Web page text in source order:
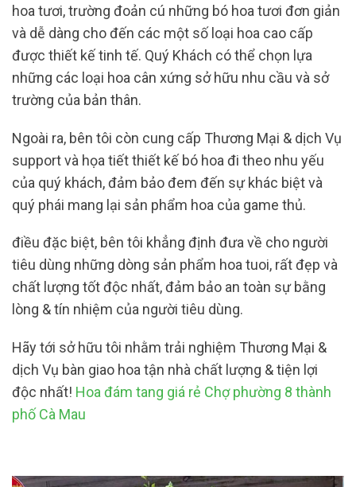
hoa tươi, trường đoản cú những bó hoa tươi đơn giản
và dễ dàng cho đến các một số loại hoa cao cấp
được thiết kế tinh tế. Quý Khách có thể chọn lựa
những các loại hoa cân xứng sở hữu nhu cầu và sở
trường của bản thân.
Ngoài ra, bên tôi còn cung cấp Thương Mại & dịch Vụ
support và họa tiết thiết kế bó hoa đi theo nhu yếu
của quý khách, đảm bảo đem đến sự khác biệt và
quý phái mang lại sản phẩm hoa của game thủ.
điều đặc biệt, bên tôi khẳng định đưa về cho người
tiêu dùng những dòng sản phẩm hoa tuoi, rất đẹp và
chất lượng tốt độc nhất, đảm bảo an toàn sự bằng
lòng & tín nhiệm của người tiêu dùng.
Hãy tới sở hữu tôi nhằm trải nghiệm Thương Mại &
dịch Vụ bàn giao hoa tận nhà chất lượng & tiện lợi
độc nhất! Hoa đám tang giá rẻ Chợ phường 8 thành
phố Cà Mau